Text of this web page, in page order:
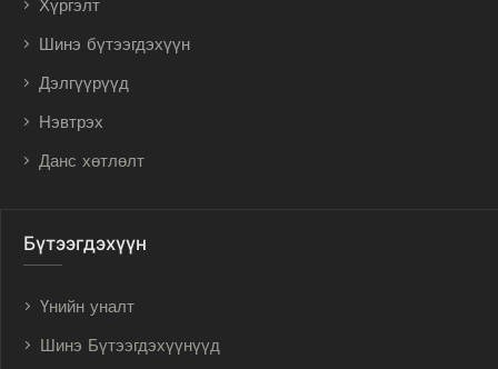
Хүргэлт
Шинэ бүтээгдэхүүн
Дэлгүүрүүд
Нэвтрэх
Данс хөтлөлт
Бүтээгдэхүүн
Үнийн уналт
Шинэ Бүтээгдэхүүнүүд